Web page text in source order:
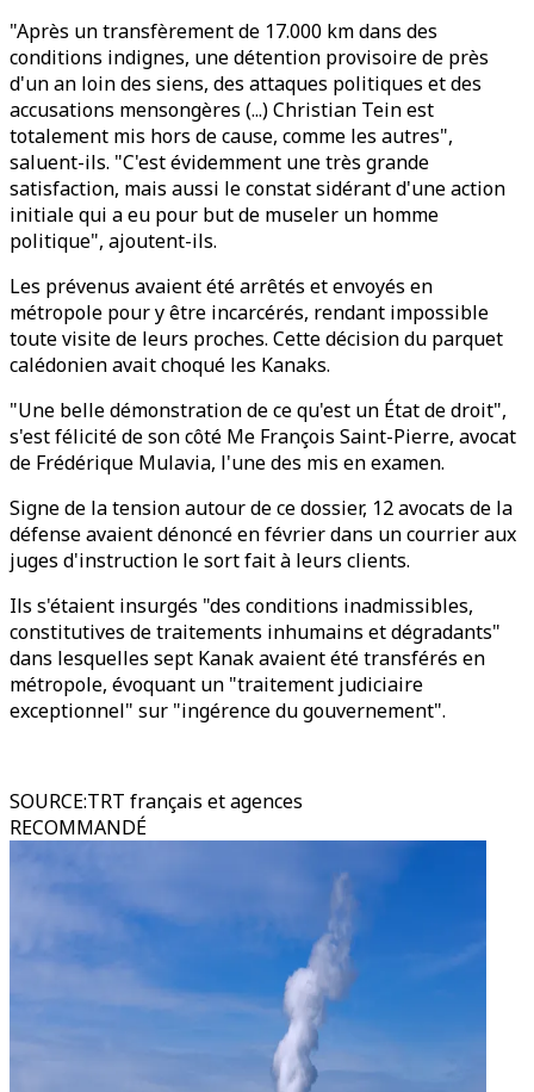
"Après un transfèrement de 17.000 km dans des
conditions indignes, une détention provisoire de près
d'un an loin des siens, des attaques politiques et des
accusations mensongères (...) Christian Tein est
totalement mis hors de cause, comme les autres",
saluent-ils. "C'est évidemment une très grande
satisfaction, mais aussi le constat sidérant d'une action
initiale qui a eu pour but de museler un homme
politique", ajoutent-ils.
Les prévenus avaient été arrêtés et envoyés en
métropole pour y être incarcérés, rendant impossible
toute visite de leurs proches. Cette décision du parquet
calédonien avait choqué les Kanaks.
"Une belle démonstration de ce qu'est un État de droit",
s'est félicité de son côté Me François Saint-Pierre, avocat
de Frédérique Mulavia, l'une des mis en examen.
Signe de la tension autour de ce dossier, 12 avocats de la
défense avaient dénoncé en février dans un courrier aux
juges d'instruction le sort fait à leurs clients.
Ils s'étaient insurgés "des conditions inadmissibles,
constitutives de traitements inhumains et dégradants"
dans lesquelles sept Kanak avaient été transférés en
métropole, évoquant un "traitement judiciaire
exceptionnel" sur "ingérence du gouvernement".
SOURCE:TRT français et agences
RECOMMANDÉ